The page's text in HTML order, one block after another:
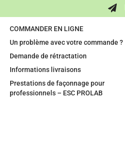
COMMANDER EN LIGNE
Un problème avec votre commande ?
Demande de rétractation
Informations livraisons
Prestations de façonnage pour
professionnels – ESC PROLAB